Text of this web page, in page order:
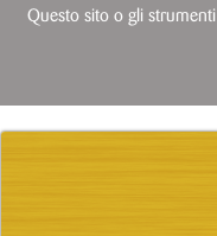
Questo sito o gli